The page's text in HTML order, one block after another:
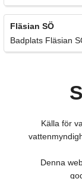
Fläsian SÖ
Badplats Fläsian
Källa för
Denna